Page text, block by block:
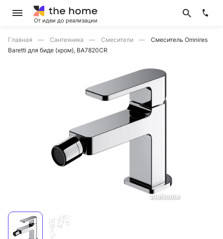
От идеи до реализации
Главная Сантехника Смесители
Смеситель Omnires
Baretti для биде (хром), BA7820CR